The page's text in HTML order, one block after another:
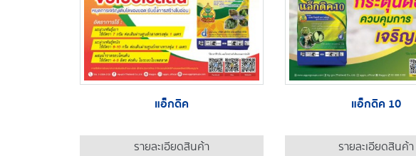
แอ็กดิค
รายละเอียดสินค้า
แอ็กดิค 10
รายละเอียดสินค้า